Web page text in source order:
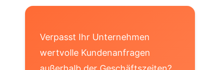
Verpasst Ihr Unternehmen
wertvolle Kundenanfragen